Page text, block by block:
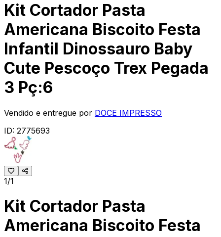
Kit Cortador Pasta
Americana Biscoito Festa
Infantil Dinossauro Baby
Cute Pescoço Trex Pegada
3 Pç:6
Vendido e entregue por DOCE IMPRESSO
ID: 2775693
1/1
Kit Cortador Pasta
Americana Biscoito Festa